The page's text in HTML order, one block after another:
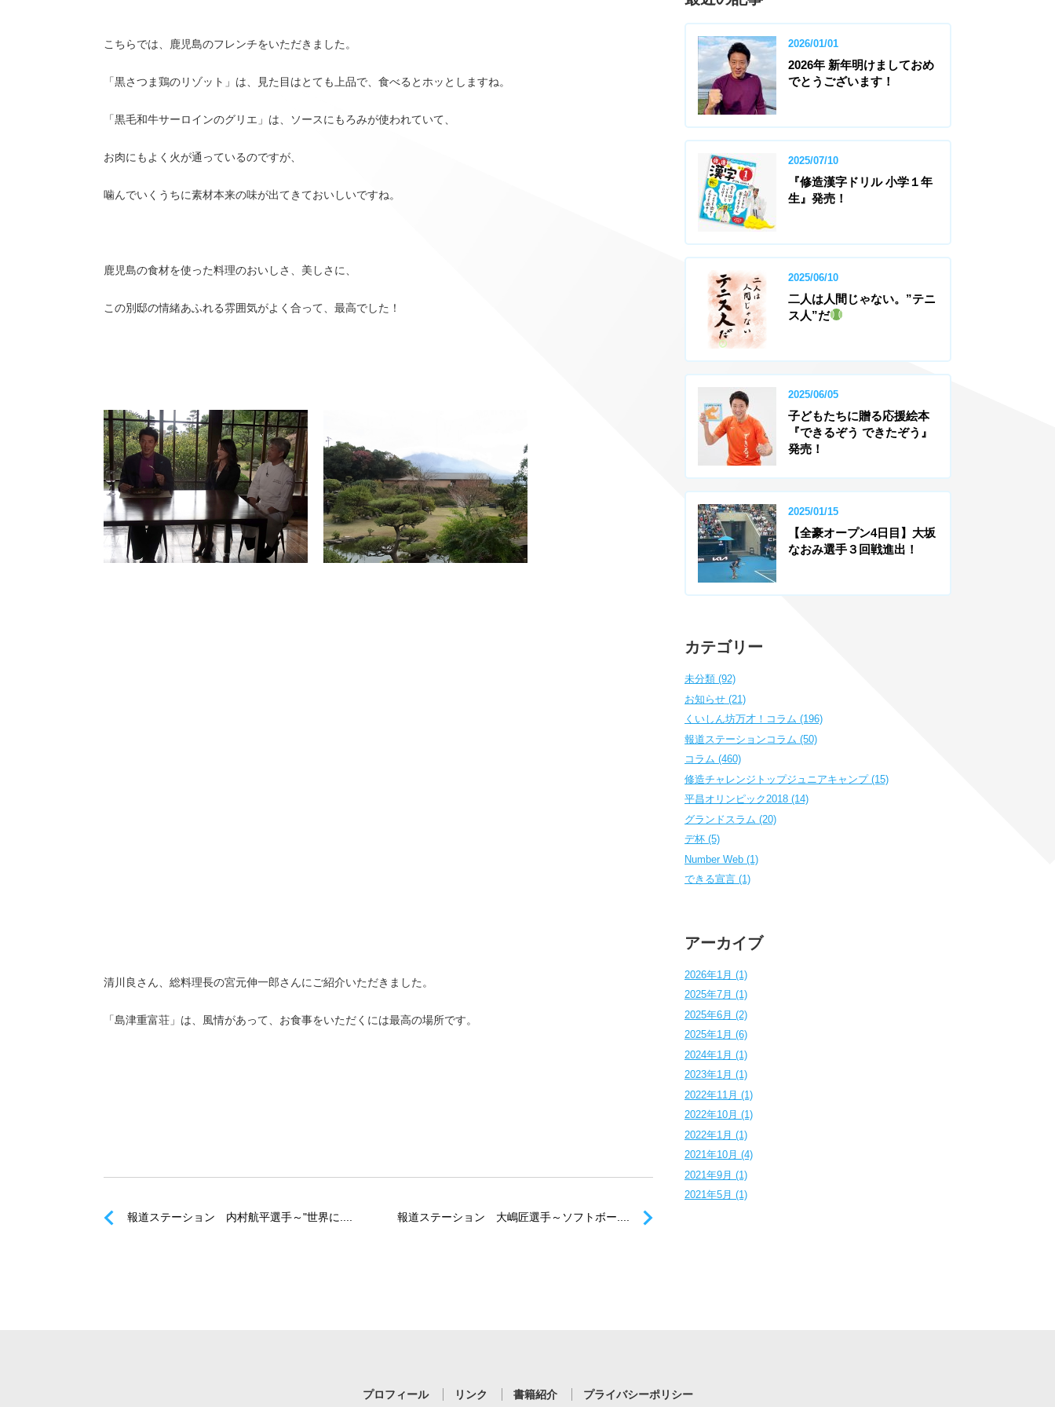
こちらでは、鹿児島のフレンチをいただきました。
「黒さつま鶏のリゾット」は、見た目はとても上品で、食べるとホッとしますね。
「黒毛和牛サーロインのグリエ」は、ソースにもろみが使われていて、
お肉にもよく火が通っているのですが、
噛んでいくうちに素材本来の味が出てきておいしいですね。
鹿児島の食材を使った料理のおいしさ、美しさに、
この別邸の情緒あふれる雰囲気がよく合って、最高でした！
清川良さん、総料理長の宮元伸一郎さんにご紹介いただきました。
「島津重富荘」は、風情があって、お食事をいただくには最高の場所です。
報道ステーション 内村航平選手～"世界に.... 報道ステーション 大嶋匠選手～ソフトボー....
2026/01/01
2026年 新年明けましておめ
でとうございます！
2025/07/10
『修造漢字ドリル 小学１年
生』発売！
2025/06/10
二人は人間じゃない。”テニ
ス人”だ
2025/06/05
子どもたちに贈る応援絵本
『できるぞう できたぞう』
発売！
2025/01/15
【全豪オープン4日目】大坂
なおみ選手３回戦進出！
カテゴリー
未分類 (92)
お知らせ (21)
くいしん坊万才！コラム (196)
報道ステーションコラム (50)
コラム (460)
修造チャレンジトップジュニアキャンプ (15)
平昌オリンピック2018 (14)
グランドスラム (20)
デ杯 (5)
Number Web (1)
できる宣言 (1)
アーカイブ
2026年1月 (1)
2025年7月 (1)
2025年6月 (2)
2025年1月 (6)
2024年1月 (1)
2023年1月 (1)
2022年11月 (1)
2022年10月 (1)
2022年1月 (1)
2021年10月 (4)
2021年9月 (1)
2021年5月 (1)
プロフィール リンク 書籍紹介 プライバシーポリシー